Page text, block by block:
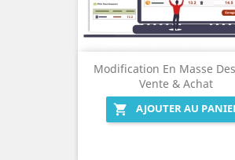
Modification En Masse
Vente & Achat

AJOUTER AU